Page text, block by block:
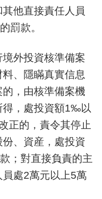
他直接責任人員
罰款。
外投資核準備案
、隱瞞真實信息
，由核準備案機
得，處投資額1‰以
正的，責令其停止
、資産，處投資
；對直接負責的主
處2萬元以上5萬